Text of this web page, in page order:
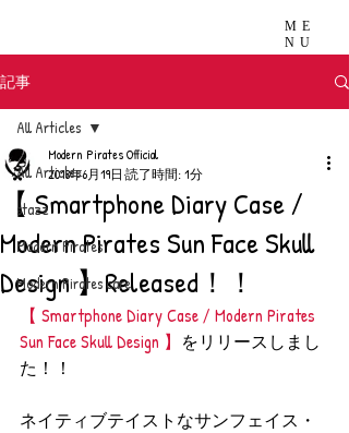
ME
NU
記事
All Articles
stazz
Modern Pirates
Modern Pirates care
All Articles
【 Smartphone Diary Case /
Modern Pirates Sun Face Skull
Design 】Released！！
Modern Pirates Official
2018年6月19日 読了時間: 1分
【 Smartphone Diary Case / Modern Pirates
Sun Face Skull Design 】 をリリースしまし
た！！
ネイティブテイストなサンフェイス・